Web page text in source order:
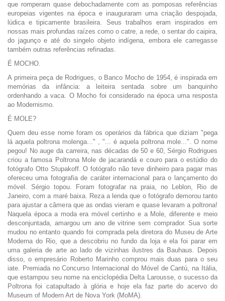
que romperam quase debochadamente com as pomposas referências
europeias vigentes na época e inauguraram uma criação despojada,
lúdica e tipicamente brasileira. Seus trabalhos eram inspirados em
nossas mais profundas raízes como o catre, a rede, o sentar do caipira,
do jagunço e até do singelo objeto indígena, embora ele carregasse
também outras referências refinadas.
É MOCHO.
A primeira peça de Rodrigues, o Banco Mocho de 1954, é inspirada em
memórias da infância: a leiteira sentada sobre um banquinho
ordenhando a vaca. O Mocho foi considerado na época uma resposta
ao Modernismo.
É MOLE?
Quem deu esse nome foram os operários da fábrica que diziam "pega
lá aquela poltrona molenga..." , "... é aquela poltrona mole...". O nome
pegou! No auge da carreira, nas décadas de 50 e 60, Sérgio Rodrigues
criou a famosa Poltrona Mole de jacarandá e couro para o estúdio do
fotógrafo Otto Stupakoff. O fotógrafo não teve dinheiro para pagar mas
ofereceu uma fotografia de caráter internacional para o lançamento do
móvel. Sérgio topou. Foram fotografar na praia, no Leblon, Rio de
Janeiro, com a maré baixa. Reza a lenda que o fotógrafo demorou tanto
para ajustar a câmera que as ondas vieram e quase levaram a poltrona!
Naquela época a moda era móvel certinho e a Mole, diferente e meio
desconjuntada, amargou um ano de vitrine sem comprador. Sua sorte
mudou no entanto quando foi comprada pela diretora do Museu de Arte
Moderna do Rio, que a descobriu no fundo da loja e ela foi parar em
uma galeria de arte ao lado de vizinhas ilustres da Bauhaus. Depois
disso, o empresário Roberto Marinho comprou mais duas para o seu
iate. Premiada no Concurso Internacional do Móvel de Cantú, na Itália,
que estampou seu nome na enciclopédia Delta Larousse, o sucesso da
Poltrona foi catapultado à glória e hoje ela faz parte do acervo do
Museum of Modern Art de Nova York (MoMA).